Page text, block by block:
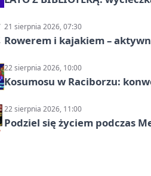
21 sierpnia 2026, 07:30
Rowerem i kajakiem –
22 sierpnia 2026, 10:00
Kosumosu w Raciborzu:
22 sierpnia 2026, 11:00
Podziel się życiem podczas